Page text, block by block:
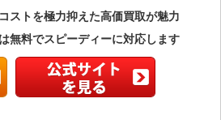
ストを極力抑えた高価買取が魅力
無料でスピーディーに対応します